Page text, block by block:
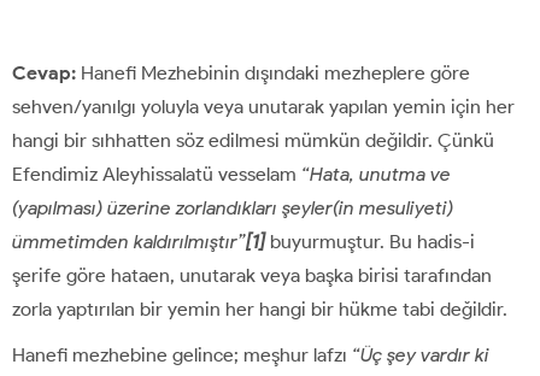
Cevap: Hanefi Mezhebinin dışındaki mezheplere göre
sehven/yanılgı yoluyla veya unutarak yapılan yemin için her
hangi bir sıhhatten söz edilmesi mümkün değildir. Çünkü
Efendimiz Aleyhissalatü vesselam “Hata, unutma ve
(yapılması) üzerine zorlandıkları şeyler(in mesuliyeti)
ümmetimden kaldırılmıştır”[1]buyurmuştur. Bu hadis-i
şerife göre hataen, unutarak veya başka birisi tarafından
zorla yaptırılan bir yemin her hangi bir hükme tabi değildir.
Hanefi mezhebine gelince; meşhur lafzı “Üç şey vardır ki